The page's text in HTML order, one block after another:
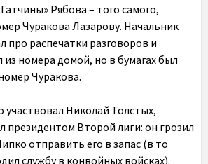
Рябова – того самого,
Чуракова Лазарову. Начальник
про распечатки разговоров и
из номера домой, но в бумагах был
Чуракова.
участвовал Николай Толстых,
президентом Второй лиги: он грозил
отправить его в запас (в то
службу в конвойных войсках).